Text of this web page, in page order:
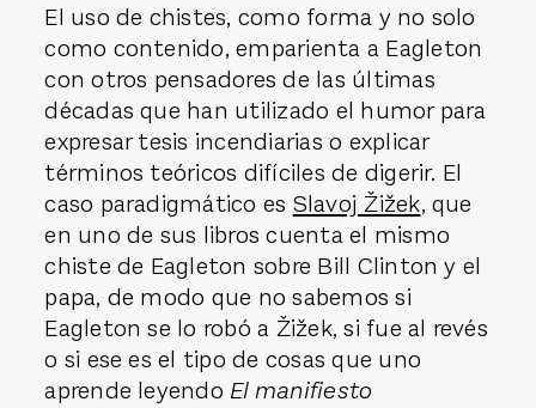
El uso de chistes, como forma y no solo
como contenido, emparienta a Eagleton
con otros pensadores de las últimas
décadas que han utilizado el humor para
expresar tesis incendiarias o explicar
términos teóricos difíciles de digerir. El
caso paradigmático es Slavoj Žižek, que
en uno de sus libros cuenta el mismo
chiste de Eagleton sobre Bill Clinton y el
papa, de modo que no sabemos si
Eagleton se lo robó a Žižek, si fue al revés
o si ese es el tipo de cosas que uno
aprende leyendo El manifiesto